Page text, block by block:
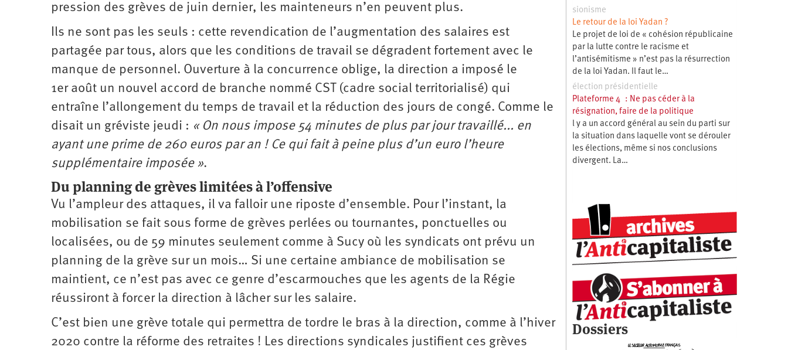
pression des grèves de juin dernier, les mainteneurs n’en peuvent plus.
Ils ne sont pas les seuls : cette revendication de l’augmentation des salaires est
partagée par tous, alors que les conditions de travail se dégradent fortement avec le
manque de personnel. Ouverture à la concurrence oblige, la direction a imposé le
1er août un nouvel accord de branche nommé CST (cadre social territorialisé) qui
entraîne l’allongement du temps de travail et la réduction des jours de congé. Comme le
disait un gréviste jeudi : « On nous impose 54 minutes de plus par jour travaillé... en
ayant une prime de 260 euros par an ! Ce qui fait à peine plus d’un euro l’heure
supplémentaire imposée ».
Du planning de grèves limitées à l’offensive
Vu l’ampleur des attaques, il va falloir une riposte d’ensemble. Pour l’instant, la
mobilisation se fait sous forme de grèves perlées ou tournantes, ponctuelles ou
localisées, ou de 59 minutes seulement comme à Sucy où les syndicats ont prévu un
planning de la grève sur un mois… Si une certaine ambiance de mobilisation se
maintient, ce n’est pas avec ce genre d’escarmouches que les agents de la Régie
réussiront à forcer la direction à lâcher sur les salaire.
C’est bien une grève totale qui permettra de tordre le bras à la direction, comme à l’hiver
2020 contre la réforme des retraites ! Les directions syndicales justifient ces grèves
sionisme
Le retour de la loi Yadan ?
Le projet de loi de « cohésion républicaine
par la lutte contre le racisme et
l’antisémitisme » n’est pas la résurrection
de la loi Yadan. Il faut le…
élection présidentielle
Plateforme 4 : Ne pas céder à la
résignation, faire de la politique
l y a un accord général au sein du parti sur
la situation dans laquelle vont se dérouler
les élections, même si nos conclusions
divergent. La…
Dossiers